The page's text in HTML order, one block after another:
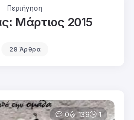
Περιήγηση
Μάρτιος 2015
28 Άρθρα
0 139 1